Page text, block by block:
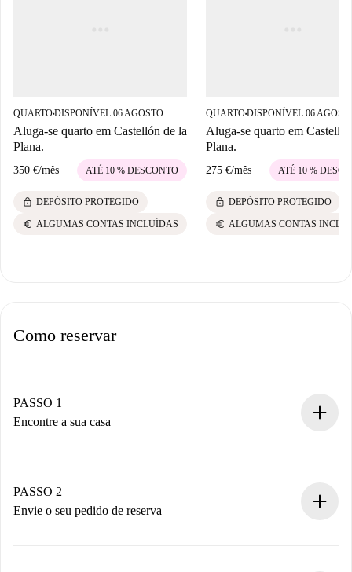
QUARTO■DISPONÍVEL 06 AGOSTO
Aluga-se quarto em Castellón de la
Plana.
350 €/mês ATÉ 10 % DESCONTO
lock DEPÓSITO PROTEGIDO
euro ALGUMAS CONTAS INCLUÍDAS
QUARTO■DISPONÍVEL 06
Aluga-se quarto em
Plana.
275 €/mês ATÉ 10 %
lock DEPÓSITO PROTEGIDO
euro ALGUMAS CONTAS
Como reservar
PASSO 1
Encontre a sua casa
Você tem todas as informações necessárias
antecipadamente.
PASSO 2
Envie o seu pedido de reserva